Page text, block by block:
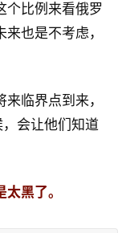
个比例来看俄罗
也是不考虑，
临界点到来，
会让他们知道
黑了。